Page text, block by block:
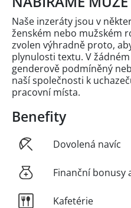
Naše inzeráty jsou v
ženském nebo mužském
zvolen výhradně proto,
plynulosti textu. V
genderově podmíněný
naší společnosti k
pracovní místa.
Benefity
Dovolená navíc
Finanční bonusy
Kafetérie